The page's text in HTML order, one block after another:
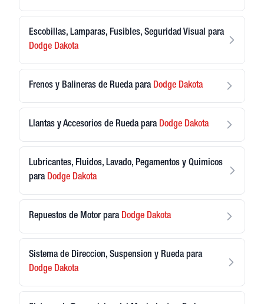
Escobillas, Lamparas, Fusibles, Seguridad Visual para
Dodge Dakota
Frenos y Balineras de Rueda para Dodge Dakota
Llantas y Accesorios de Rueda para Dodge Dakota
Lubricantes, Fluidos, Lavado, Pegamentos y Quimicos
para Dodge Dakota
Repuestos de Motor para Dodge Dakota
Sistema de Direccion, Suspension y Rueda para
Dodge Dakota